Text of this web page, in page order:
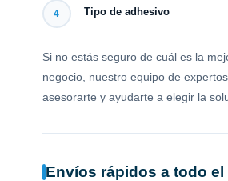
4 Tipo de adhesivo
Si no estás seguro de cuál es la
negocio, nuestro equipo de
asesorarte y ayudarte a elegir la
Envíos rápidos a todo el